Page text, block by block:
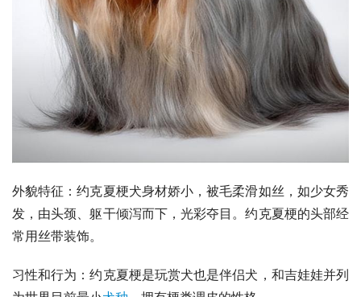
外貌特征：约克夏梗犬身材娇小，被毛柔滑如丝，如少女秀
发，由头颈、躯干倾泻而下，光彩夺目。约克夏梗的头部经
常用丝带装饰。
习性和行为：约克夏梗是玩赏犬也是伴侣犬 ，和吉娃娃并列